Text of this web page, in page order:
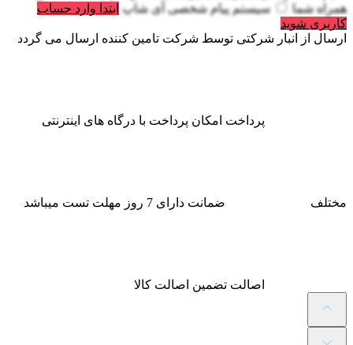
همراه شما
سیستم پیام شخصی آی شاپ ابتدا وارد حساب
کاربری شوید
ارسال از انبار شرکتی توسط شرکت تامین کننده ارسال می گردد
پرداخت امکان پرداخت با درگاه های اینترنتی
مختلف ضمانت دارای 7 روز مهلت تست میباشد
اصالت تضمین اصالت کالا